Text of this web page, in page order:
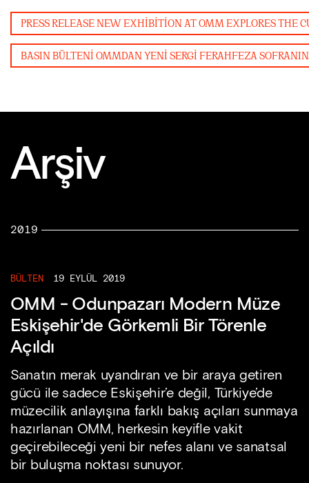
Arşiv
2019
BÜLTEN 19 EYLÜL 2019
OMM - Odunpazarı Modern Müze
Eskişehir'de Görkemli Bir Törenle
Açıldı
Sanatın merak uyandıran ve bir araya getiren
gücü ile sadece Eskişehir’e değil, Türkiye’de
müzecilik anlayışına farklı bakış açıları sunmaya
hazırlanan OMM, herkesin keyifle vakit
geçirebileceği yeni bir nefes alanı ve sanatsal
bir buluşma noktası sunuyor.